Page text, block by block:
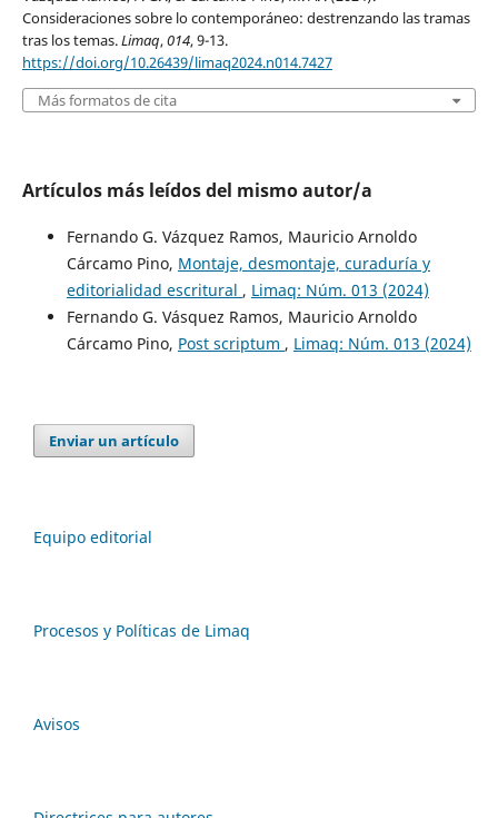
Consideraciones sobre lo contemporáneo: destrenzando las tramas
tras los temas.Limaq,014, 9-13.
https://doi.org/10.26439/limaq2024.n014.7427
Más formatos de cita
Artículos más leídos del mismo autor/a
Fernando G. Vázquez Ramos, Mauricio Arnoldo
Cárcamo Pino, Montaje, desmontaje, curaduría y
editorialidad escritural , Limaq: Núm. 013 (2024)
Fernando G. Vásquez Ramos, Mauricio Arnoldo
Cárcamo Pino, Post scriptum , Limaq: Núm. 013 (2024)
Enviar un artículo
Equipo editorial
Procesos y Políticas de Limaq
Avisos